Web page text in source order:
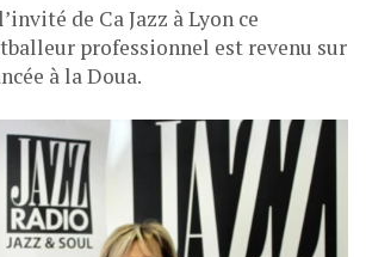
de Ca Jazz à Lyon ce
professionnel est revenu sur
à la Doua.